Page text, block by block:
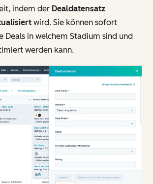
indem der Dealdatensatz
wird. Sie können sofort
Deals in welchem Stadium sind und
werden kann.